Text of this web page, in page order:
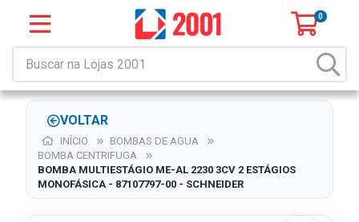
0
VOLTAR
INÍCIO
BOMBAS DE AGUA
BOMBA CENTRIFUGA
BOMBA MULTIESTÁGIO ME-AL 2230 3CV 2 ESTÁGIOS
MONOFÁSICA - 87107797-00 - SCHNEIDER